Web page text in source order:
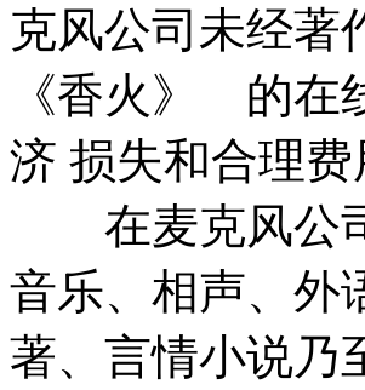
克风公司未经
《香火》 的在
济 损失和合理
在麦克风公司
音乐、相声、外
著、言情小说乃